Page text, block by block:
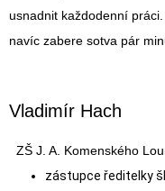
usnadnit každodenní
navíc zabere sotva pár
Vladimír Hach
ZŠ J. A. Komenského
zástupce ředitelky